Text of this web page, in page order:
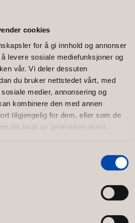
cookies
for å gi innhold og annonser
levere sosiale mediefunksjoner og
vår. Vi deler dessuten
du bruker nettstedet vårt, med
medier, annonsering og
kombinere den med annen
tilgjengelig for dem, eller som de
din bruk av tjenestene deres.